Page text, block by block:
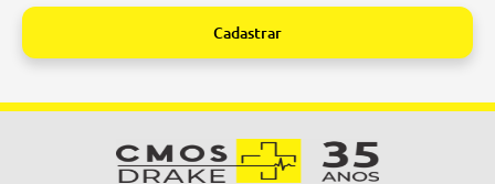
Cadastrar